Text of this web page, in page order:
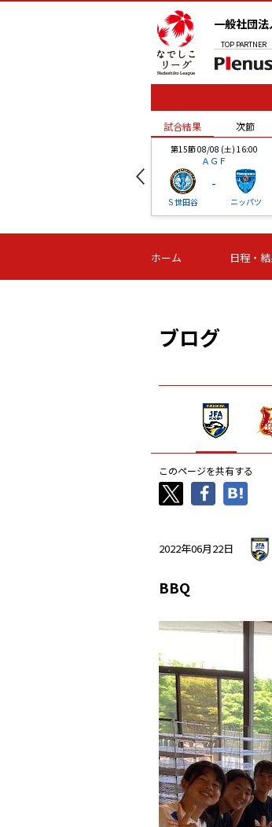
一般社団
TOP PARTNER
試合結果 次節
第15節 08/08 (土) 16:00
ＡＧＦ
Ｓ世田谷
-
ニッパツ
-
第16節 09/05 (土) 15:00
ニッパツ
-
試合結果 次節
ホーム 日程・
ブログ
このページを共有する
2022年06月22日
BBQ